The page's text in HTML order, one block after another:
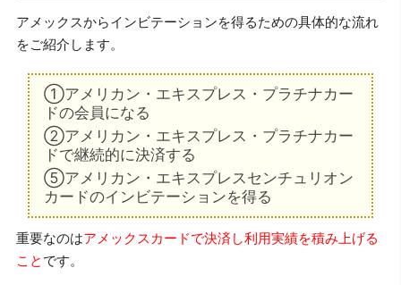
アメックスからインビテーションを得るための具体的な流れ
をご紹介します。
①アメリカン・エキスプレス・プラチナカー
ドの会員になる
②アメリカン・エキスプレス・プラチナカー
ドで継続的に決済する
⑤アメリカン・エキスプレスセンチュリオン
カードのインビテーションを得る
重要なのはアメックスカードで決済し利用実績を積み上げる
こと です。